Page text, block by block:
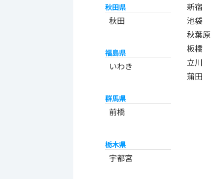
秋田県
秋田
福島県
いわき
群馬県
前橋
栃木県
宇都宮
新宿
池袋
秋葉原
板橋
立川
蒲田